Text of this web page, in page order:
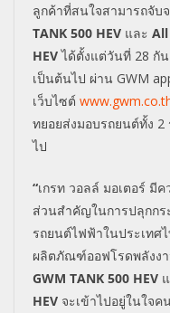
ลูกค้าที่สนใจสามารถจับจ
TANK 500 HEV และ
HEV ได้ตั้งแต่วันที่ 28 กั
เป็นต้นไป ผ่าน GWM
เว็บไซต์
ทยอยส่งมอบรถยนต์ทั้ง 2
ไป
“เกรท วอลล์ มอเตอร์ มี
ส่วนสำคัญในการปลุกกร
รถยนต์ไฟฟ้าในประเทศ
ผลิตภัณฑ์ออฟโรดพลังง
GWM TANK 500 HEV
HEV จะเข้าไปอยู่ในใจ